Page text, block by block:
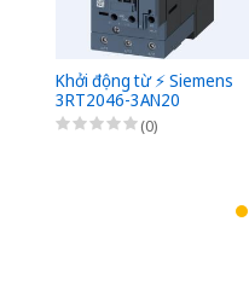
Khởi động từ ⚡️ Siemens
3RT2046-3AN20
(0)